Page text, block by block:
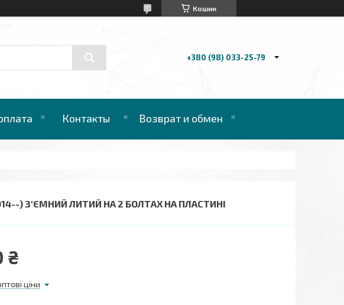
Кошик
+380 (98) 033-25-79
Контакты Возврат и обмен
) З'ЄМНИЙ ЛИТИЙ НА 2 БОЛТАХ НА ПЛАСТИНІ
₴
ціни